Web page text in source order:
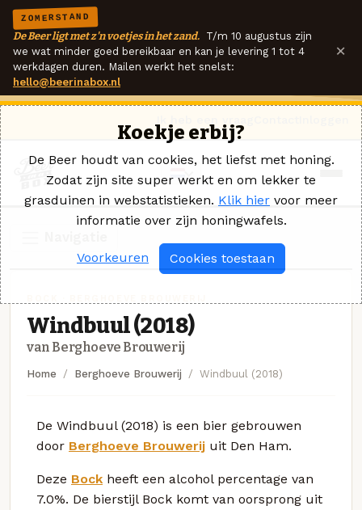
ZOMERSTAND
De Beer ligt met z'n voetjes in het zand. T/m 10 augustus zijn
we wat minder goed bereikbaar en kan je levering 1 tot 4
werkdagen duren. Mailen werkt het snelst:
hello@beerinabox.nl
×
Windbuul (2018)
van Berghoeve Brouwerij
Home Berghoeve Brouwerij Windbuul (2018)
De Windbuul (2018) is een bier gebrouwen
door Berghoeve Brouwerij uit Den Ham.
Deze Bock heeft een alcohol percentage van
7.0%. De bierstijl Bock komt van oorsprong uit
Koekje erbij?
De Beer houdt van cookies, het liefst met honing.
Zodat zijn site super werkt en om lekker te
grasduinen in webstatistieken. Klik hier voor meer
informatie over zijn honingwafels.
Voorkeuren Cookies toestaan